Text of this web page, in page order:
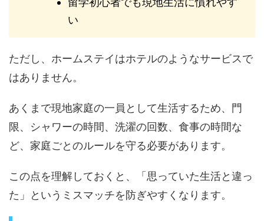
い
ただし、ホームステイはホテルのようなサービスで
はありません。
あくまで現地家庭の一員として生活するため、門
限、シャワーの時間、洗濯の回数、食事の時間な
ど、家庭ごとのルールを守る必要があります。
この点を理解しておくと、「思っていた生活と違っ
た」というミスマッチを防ぎやすくなります。